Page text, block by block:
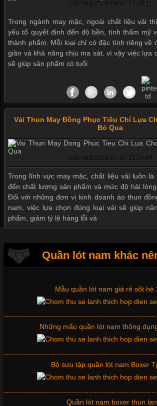
Cập nhật 2026-08-07 17:28:11
Trong ngành may mặc, ngoài chất liệu vải
yếu tố quyết định đến độ bền, tính thẩm mỹ
thành phẩm. Mỗi loại chỉ có đặc tính riêng về
giãn và khả năng chịu ma sát, vì vậy việc lựa
sẽ giúp sản phẩm có tuổi
Vải Thun May Đồng Phục Tiêu Chí Lựa
Bỏ Qua
Cập nhật 2026-07-07 15:54:44
Trong lĩnh vực may mặc, chất liệu vải luôn là
đến chất lượng sản phẩm và mức độ hài lòng
Đối với những đơn vị kinh doanh áo thun
nam, việc lựa chọn đúng loại vải sẽ giúp
phẩm, giảm tỷ lệ hàng lỗi và
Áo thun là một trong những trang phục phổ
nhờ tính tiện dụng, dễ phối đồ và phù hợp
quan trọng tạo nên phong cách riêng cho
loại cổ áo sẽ mang đến một vẻ đẹp khác
Quần lót nam khác
Xu hướng thời trang trẻ và quần lót
Những mẩu quần lót nam thông
Bộ sưu tập quần lót nam Boxer
Quần lót nam boxer thun